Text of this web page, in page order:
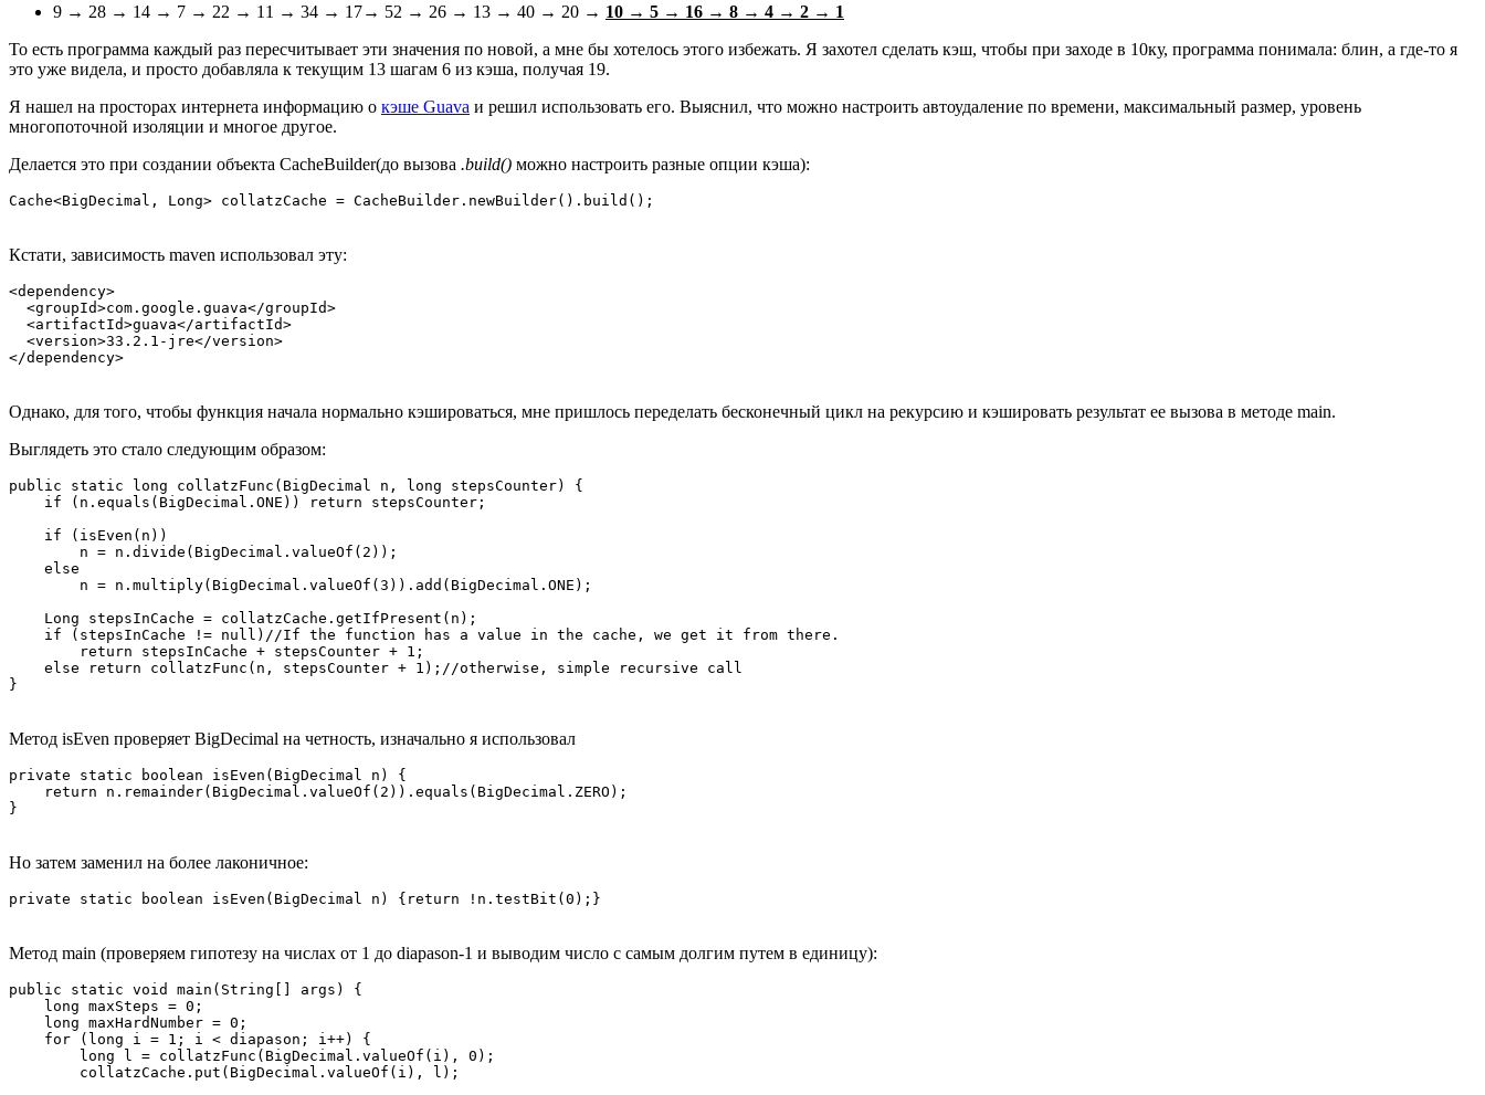
9 → 28 → 14 → 7 → 22 → 11 → 34 → 17→ 52 → 26 → 13 → 40 → 20 → 10 → 5 → 16 → 8 → 4 → 2 → 1
То есть программа каждый раз пересчитывает эти значения по новой, а мне бы хотелось этого избежать. Я захотел сделать кэш, чтобы при заходе в 10ку, программа понимала: блин, а где‑то я
это уже видела, и просто добавляла к текущим 13 шагам 6 из кэша, получая 19.
Я нашел на просторах интернета информацию о кэше Guava и решил использовать его. Выяснил, что можно настроить автоудаление по времени, максимальный размер, уровень
многопоточной изоляции и многое другое.
Делается это при создании объекта CacheBuilder(до вызова .build() можно настроить разные опции кэша):
Cache<BigDecimal, Long> collatzCache = CacheBuilder.newBuilder().build();
Кстати, зависимость maven использовал эту:
<dependency>
  <groupId>com.google.guava</groupId>
  <artifactId>guava</artifactId>
  <version>33.2.1-jre</version>
</dependency>
Однако, для того, чтобы функция начала нормально кэшироваться, мне пришлось переделать бесконечный цикл на рекурсию и кэшировать результат ее вызова в методе main.
Выглядеть это стало следующим образом:
public static long collatzFunc(BigDecimal n, long stepsCounter) {
    if (n.equals(BigDecimal.ONE)) return stepsCounter;
    if (isEven(n))
        n = n.divide(BigDecimal.valueOf(2));
    else
        n = n.multiply(BigDecimal.valueOf(3)).add(BigDecimal.ONE);
    Long stepsInCache = collatzCache.getIfPresent(n);
    if (stepsInCache != null)//If the function has a value in the cache, we get it from there.
        return stepsInCache + stepsCounter + 1;
    else return collatzFunc(n, stepsCounter + 1);//otherwise, simple recursive call
Метод isEven проверяет BigDecimal на четность, изначально я использовал
private static boolean isEven(BigDecimal n) {
return n.remainder(BigDecimal.valueOf(2)).equals(BigDecimal.ZERO);
}
Но затем заменил на более лаконичное:
private static boolean isEven(BigDecimal n) {return !n.testBit(0);}
Метод main (проверяем гипотезу на числах от 1 до diapason-1 и выводим число с самым долгим путем в единицу):
public static void main(String[] args) {
    long maxSteps = 0;
    long maxHardNumber = 0;
    for (long i = 1; i < diapason; i++) {
        long l = collatzFunc(BigDecimal.valueOf(i), 0);
        collatzCache.put(BigDecimal.valueOf(i), l);